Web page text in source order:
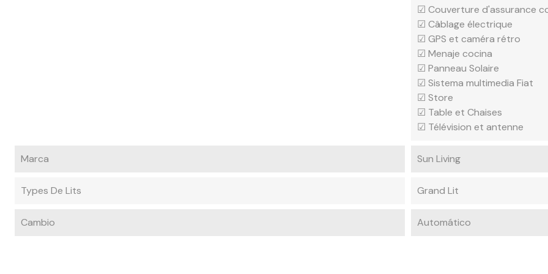
☑ Couverture d'assurance
☑ Câblage électrique
☑ GPS et caméra rétro
☑ Menaje cocina
☑ Panneau Solaire
☑ Sistema multimedia Fiat
☑ Store
☑ Table et Chaises
☑ Télévision et antenne
Marca Sun Living
Types De Lits Grand Lit
Cambio Automático